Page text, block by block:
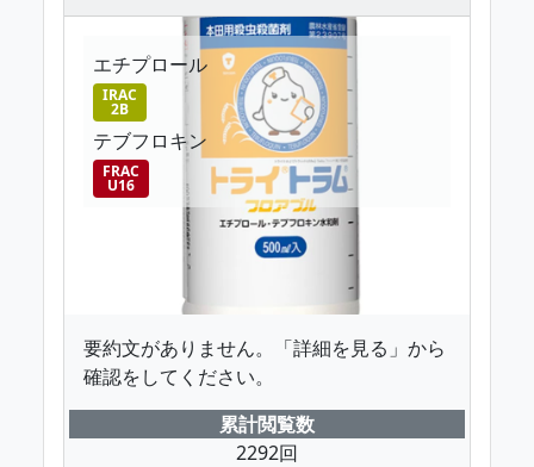
エチプロール
IRAC
2B
テブフロキン
FRAC
U16
要約文がありません。「詳細を見る」から
確認をしてください。
累計閲覧数
2292回